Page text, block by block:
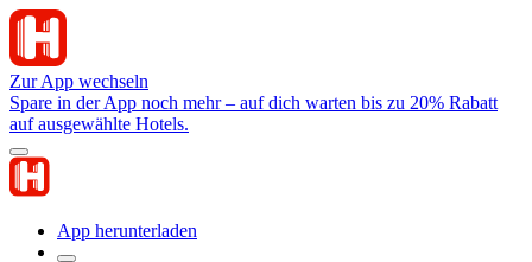
Zur App wechseln
Spare in der App noch mehr – auf dich warten bis zu 20% Rabatt
auf ausgewählte Hotels.
App herunterladen